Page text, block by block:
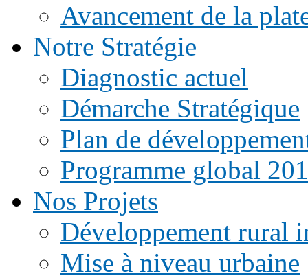
Avancement de la
Notre Stratégie
Diagnostic actuel
Démarche Stratégique
Plan de
Programme global
Nos Projets
Développement rural
Mise à niveau urbaine